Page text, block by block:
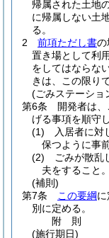
帰属された土地
に帰属しない土
る。
2
前項ただし書の
置き場として利
をしてはならない
きは、この限り
(ごみステーショ
第6条
開発者は
げる事項を順守
(1)
入居者に対
保つように事
(2)
ごみが散乱
夫をすること。
(補則)
第7条
この要綱
別に定める。
附 則
(施行期日)